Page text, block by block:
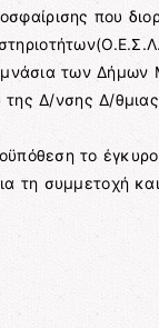
που
των Δήμων
Δ/νσης Δ/θμιας
το
τη συμμετοχή